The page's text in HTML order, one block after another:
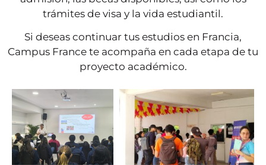
trámites de visa y la vida estudiantil.
Si deseas continuar tus estudios en Francia,
Campus France te acompaña en cada etapa de tu
proyecto académico.